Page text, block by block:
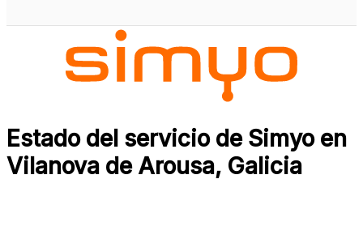
Estado del servicio de Simyo en
Vilanova de Arousa, Galicia